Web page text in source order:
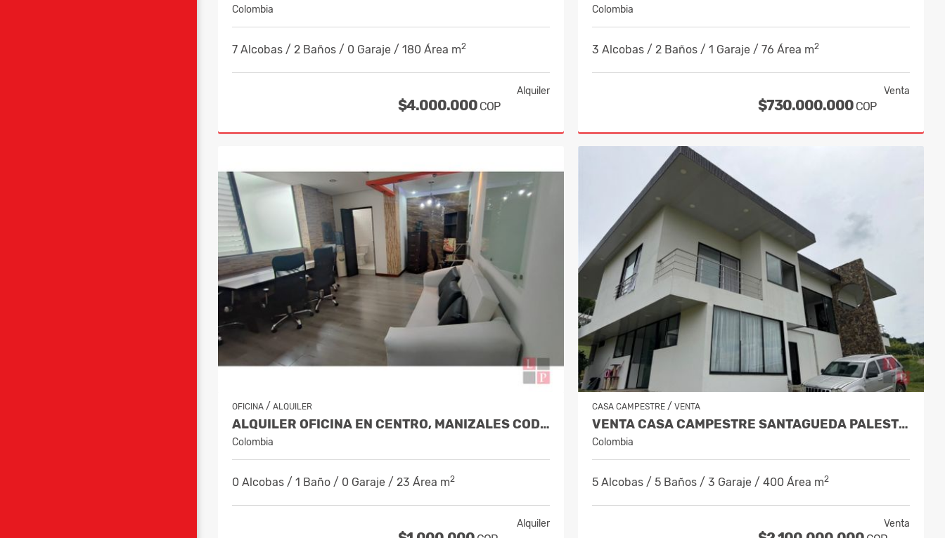
Colombia
7 Alcobas / 2 Baños / 0 Garaje / 180 Área m2
Alquiler
$4.000.000 COP
Colombia
3 Alcobas / 2 Baños / 1 Garaje / 76 Área m2
Venta
$730.000.000 COP
OFICINA / ALQUILER
ALQUILER OFICINA EN CENTRO, MANIZALES COD. 7985529
Colombia
0 Alcobas / 1 Baño / 0 Garaje / 23 Área m2
Alquiler
CASA CAMPESTRE / VENTA
VENTA CASA CAMPESTRE SANTAGUEDA PALESTINA CÓDIGO 10188523
Colombia
5 Alcobas / 5 Baños / 3 Garaje / 400 Área m2
Venta